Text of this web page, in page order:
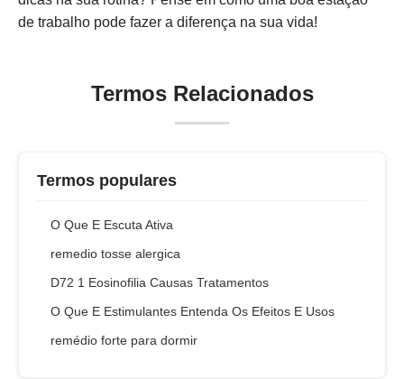
de trabalho pode fazer a diferença na sua vida!
Termos Relacionados
Termos populares
O Que E Escuta Ativa
remedio tosse alergica
D72 1 Eosinofilia Causas Tratamentos
O Que E Estimulantes Entenda Os Efeitos E Usos
remédio forte para dormir